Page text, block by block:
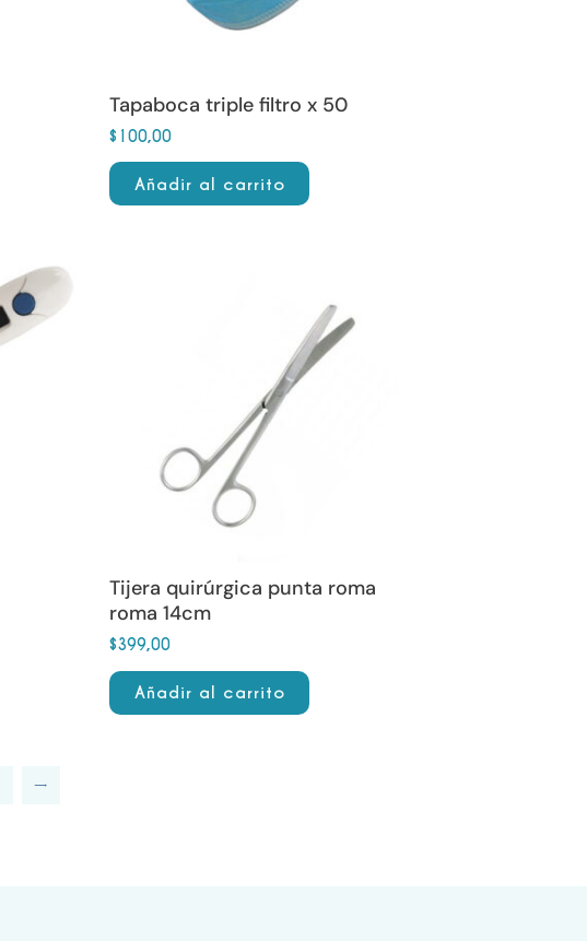
Tapaboca triple filtro x 50
$ 100,00
Añadir al carrito
Tijera quirúrgica punta roma
roma 14cm
$399,00
Añadir al carrito
→